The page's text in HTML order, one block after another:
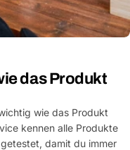
das Produkt
wie das Produkt
kennen alle Produkte
damit du immer